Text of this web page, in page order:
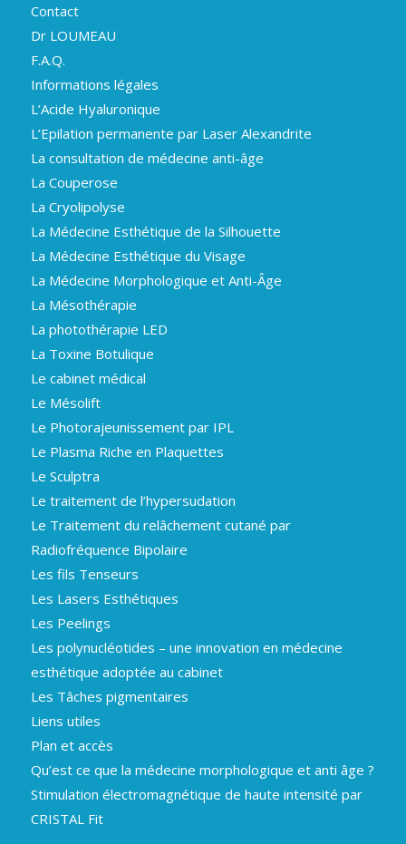
Contact
Dr LOUMEAU
F.A.Q.
Informations légales
L’Acide Hyaluronique
L’Epilation permanente par Laser Alexandrite
La consultation de médecine anti-âge
La Couperose
La Cryolipolyse
La Médecine Esthétique de la Silhouette
La Médecine Esthétique du Visage
La Médecine Morphologique et Anti-Âge
La Mésothérapie
La photothérapie LED
La Toxine Botulique
Le cabinet médical
Le Mésolift
Le Photorajeunissement par IPL
Le Plasma Riche en Plaquettes
Le Sculptra
Le traitement de l’hypersudation
Le Traitement du relâchement cutané par
Radiofréquence Bipolaire
Les fils Tenseurs
Les Lasers Esthétiques
Les Peelings
Les polynucléotides – une innovation en médecine
esthétique adoptée au cabinet
Les Tâches pigmentaires
Liens utiles
Plan et accès
Qu’est ce que la médecine morphologique et anti âge ?
Stimulation électromagnétique de haute intensité par
CRISTAL Fit